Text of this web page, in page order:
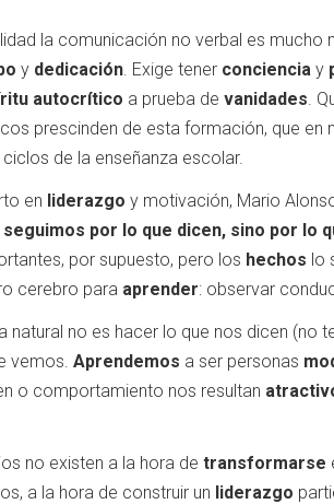
la comunicación no verbal es mucho
y dedicación. Exige tener conciencia y
autocrítico a prueba de vanidades.
prescinden de esta formación, que en
de la enseñanza escolar.
en liderazgo y motivación, Mario
por lo que dicen, sino por lo
por supuesto, pero los hechos lo
cerebro para aprender: observar
natural no es hacer lo que nos dicen (no
vemos. Aprendemos a ser personas
o comportamiento nos resultan
no existen a la hora de transformarse
a la hora de construir un liderazgo